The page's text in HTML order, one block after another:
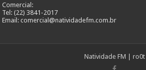
Comercial:
Tel: (22) 3841-2017
Email: comercial@natividadefm.com.br
Natividade FM ro0t